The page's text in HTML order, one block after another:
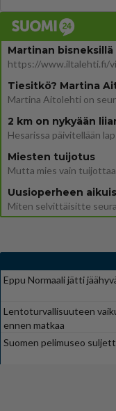
Martinan
2 km on nykyään
Miesten tuijotus
Eppu Normaali jätti
Lentoturvallisuuteen
ennen matkaa
Suomen pelimuseo